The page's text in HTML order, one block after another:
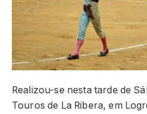
Realizou-se nesta tarde de
Touros de La Ribera, em